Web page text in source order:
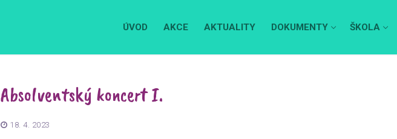
ÚVOD AKCE AKTUALITY DOKUMENTY ŠKOLA
Absolventský koncert I.
18. 4. 2023